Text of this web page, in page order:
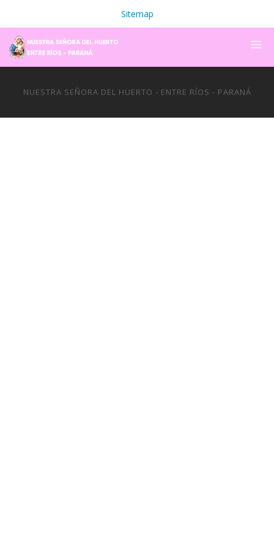
Sitemap
NUESTRA SEÑORA DEL HUERTO - ENTRE RÍOS - PARANÁ